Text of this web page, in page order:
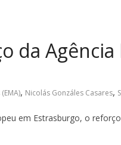
da Agência
, Nicolás Gonzáles Casares,
em Estrasburgo, o